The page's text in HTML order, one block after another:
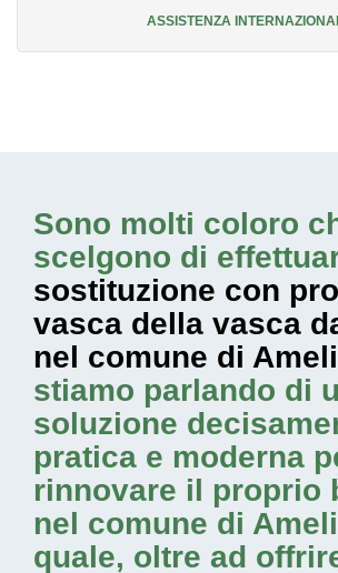
ASSISTENZA
Sono molti coloro
scelgono di
sostituzione con
vasca della vasca
nel comune di
stiamo parlando di
soluzione
pratica e moderna
rinnovare il proprio
nel comune di
quale, oltre ad